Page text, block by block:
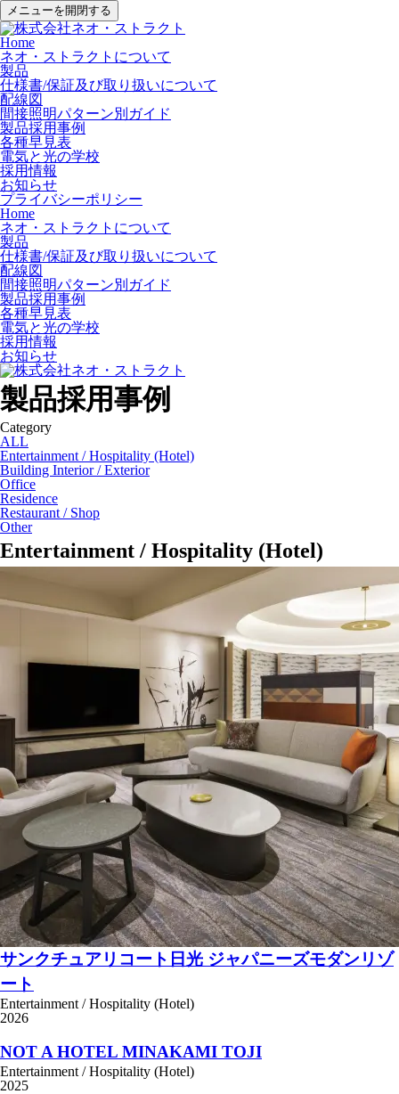
メニューを開閉する
Home
ネオ・ストラクトについて
製品
仕様書/保証及び取り扱いについて
配線図
間接照明パターン別ガイド
製品採用事例
各種早見表
電気と光の学校
採用情報
お知らせ
プライバシーポリシー
Home
ネオ・ストラクトについて
製品
仕様書/保証及び取り扱いについて
配線図
間接照明パターン別ガイド
製品採用事例
各種早見表
電気と光の学校
採用情報
お知らせ
製品採用事例
Category
ALL
Entertainment / Hospitality (Hotel)
Building Interior / Exterior
Office
Residence
Restaurant / Shop
Other
Entertainment / Hospitality (Hotel)
サンクチュアリコート日光 ジャパニーズモダンリゾ
ート​
Entertainment / Hospitality (Hotel)
2026
NOT A HOTEL MINAKAMI TOJI
Entertainment / Hospitality (Hotel)
2025